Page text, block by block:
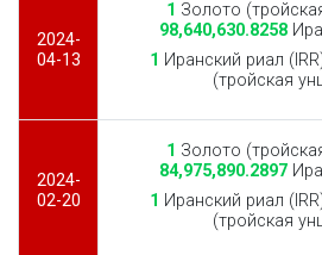
2024-
04-13
1 Золото
98,640,630.8258
1 Иранский риал
(тройская
2024-
02-20
1 Золото
84,975,890.2897
1 Иранский риал
(тройская